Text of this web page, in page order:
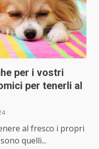
per i vostri
per tenerli al
al fresco i propri
quelli...